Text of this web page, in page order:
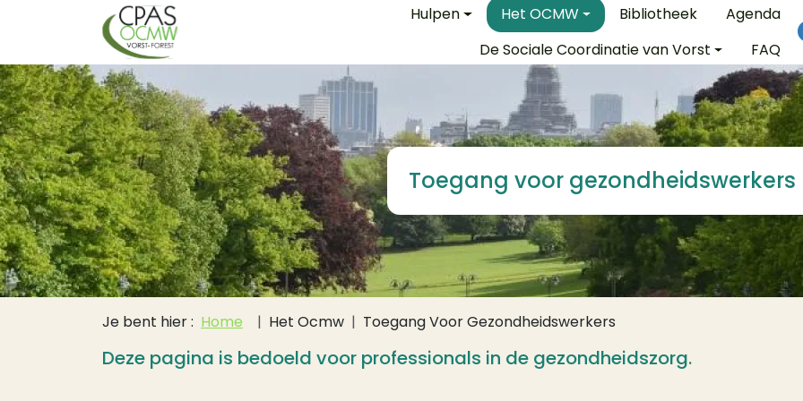
Overslaan en naar de inhoud gaan Hulpen Het OCMW Bibliotheek
Agenda
De Sociale Coordinatie van Vorst
FAQ
Toegang voor gezondheidswerkers
Kruimelpad
Je bent hier : Home Het Ocmw Toegang Voor Gezondheidswerkers
Deze pagina is bedoeld voor professionals in de gezondheidszorg.